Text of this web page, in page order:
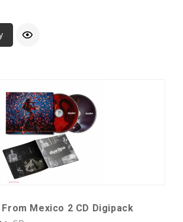
Mexico 2 CD Digipack